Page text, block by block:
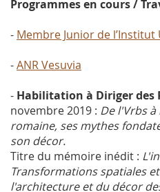
Programmes en cours /
- Membre Junior de
-ANR Vesuvia
- Habilitation à Diriger des
novembre 2019 : De l'Vrbs
romaine, ses mythes
son décor.
Titre du mémoire inédit :
Transformations spatiales
l'architecture et du décor